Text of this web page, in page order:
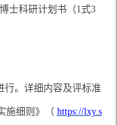
士科研计划书（1式3
行。详细内容及评标准
施细则》（ https://lxy.s